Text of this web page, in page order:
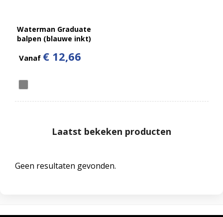
Waterman Graduate
balpen (blauwe inkt)
Vanaf € 12,66
Laatst bekeken producten
Geen resultaten gevonden.